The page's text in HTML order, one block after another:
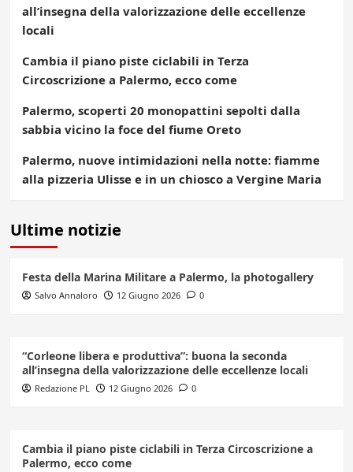
all’insegna della valorizzazione delle eccellenze
locali
Cambia il piano piste ciclabili in Terza
Circoscrizione a Palermo, ecco come
Palermo, scoperti 20 monopattini sepolti dalla
sabbia vicino la foce del fiume Oreto
Palermo, nuove intimidazioni nella notte: fiamme
alla pizzeria Ulisse e in un chiosco a Vergine Maria
Ultime notizie
Festa della Marina Militare a Palermo, la photogallery
Salvo Annaloro 12 Giugno 2026 0
“Corleone libera e produttiva”: buona la seconda
all’insegna della valorizzazione delle eccellenze locali
Redazione PL 12 Giugno 2026 0
Cambia il piano piste ciclabili in Terza Circoscrizione a
Palermo, ecco come